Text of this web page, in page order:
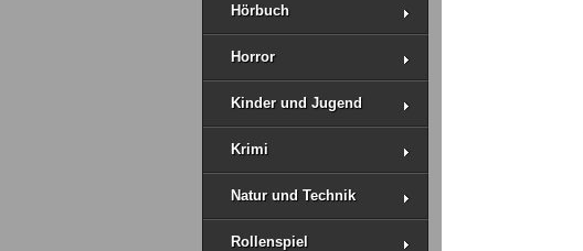
Hörbuch
Horror
Kinder und Jugend
Krimi
Natur und Technik
Rollenspiel